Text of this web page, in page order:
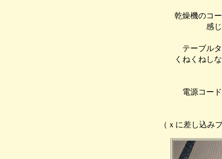
乾燥機のコ
感
テーブル
くねくねし
電源コー
（ｘに差し込み